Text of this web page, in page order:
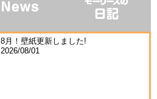
8月！壁紙更新しました!
2026/08/01